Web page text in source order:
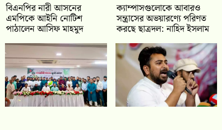
বিএনপির নারী আসনের
এমপিকে আইনি নোটিশ
পাঠালেন আসিফ মাহমুদ
ক্যাম্পাসগুলোকে আবারও
সন্ত্রাসের অভয়ারণ্যে পরিণত
করছে ছাত্রদল: নাহিদ ইসলাম